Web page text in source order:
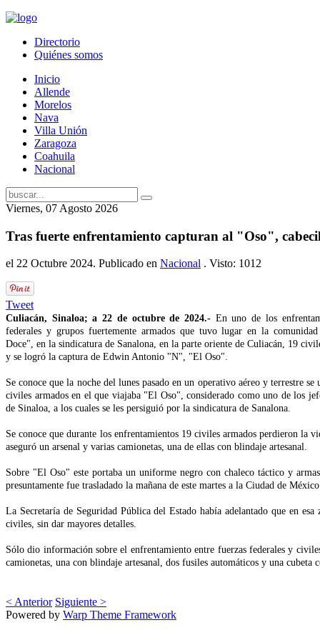
Directorio
Quiénes somos
Inicio
Allende
Morelos
Nava
Villa Unión
Zaragoza
Coahuila
Nacional
Viernes, 07 Agosto 2026
Tras fuerte enfrentamiento capturan al "Oso",
el 22 Octubre 2024. Publicado en Nacional . Visto: 1012
Tweet
Culiacán, Sinaloa; a 22 de octubre de 2024.- En uno de los
federales y grupos fuertemente armados que tuvo lugar en la
Doce", en la sindicatura de Sanalona, en la parte oriente de Culiacán, 19
y se logró la captura de Edwin Antonio "N", "El Oso".
Se conoce que la noche del lunes pasado en un operativo aéreo y terrestre
civiles armados en el que viajaba "El Oso", considerado como uno de los
de Sinaloa, a los cuales se les persiguió por la sindicatura de Sanalona.
Se conoce que durante los enfrentamientos 19 civiles armados perdieron la
aseguró un arsenal y varias camionetas, una de ellas con blindaje artesanal.
Sobre "El Oso" este portaba un uniforme negro con chaleco táctico y
presuntamente fue trasladado la mañana de este martes a la Ciudad de
La Secretaría de Seguridad Pública del Estado había adelantado que en
civiles, sin dar mayores detalles.
Sólo dio información sobre el enfrentamiento entre fuerzas federales y
camionetas, una con blindaje artesanal, dos fusiles automáticos y una cubeta
< Anterior Siguiente >
Powered by Warp Theme Framework